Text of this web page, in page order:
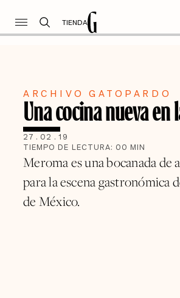
TIENDA
ARCHIVO GATOPARDO
Una cocina nueva en
27 . 02 . 19
TIEMPO DE LECTURA: 00 MIN
Meroma es una bocanada de
para la escena gastronómica
de México.